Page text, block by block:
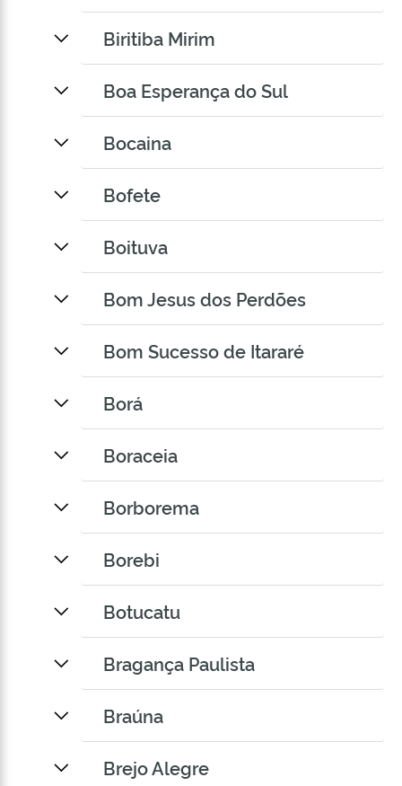
Biritiba Mirim
Boa Esperança do Sul
Bocaina
Bofete
Boituva
Bom Jesus dos Perdões
Bom Sucesso de Itararé
Borá
Boraceia
Borborema
Borebi
Botucatu
Bragança Paulista
Braúna
Brejo Alegre